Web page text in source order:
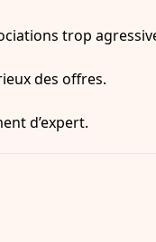
trop
des offres.
d’expert.